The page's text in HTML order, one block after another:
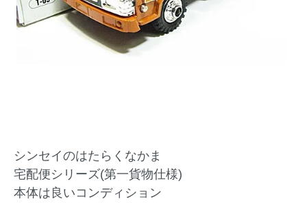
シンセイのはたらくなかま
宅配便シリーズ(第一貨物仕様)
本体は良いコンディション